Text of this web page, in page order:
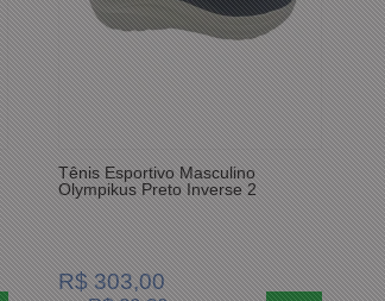
Tênis Esportivo Masculino
Olympikus Preto Inverse 2
R$ 303,00